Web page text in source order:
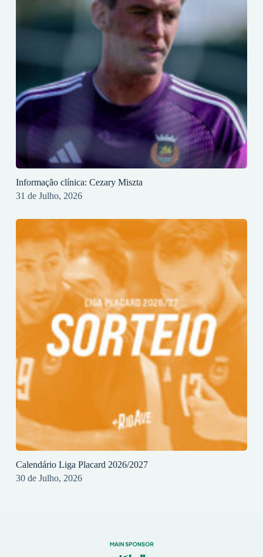
Informação clínica: Cezary Miszta
31 de Julho, 2026
Calendário Liga Placard 2026/2027
30 de Julho, 2026